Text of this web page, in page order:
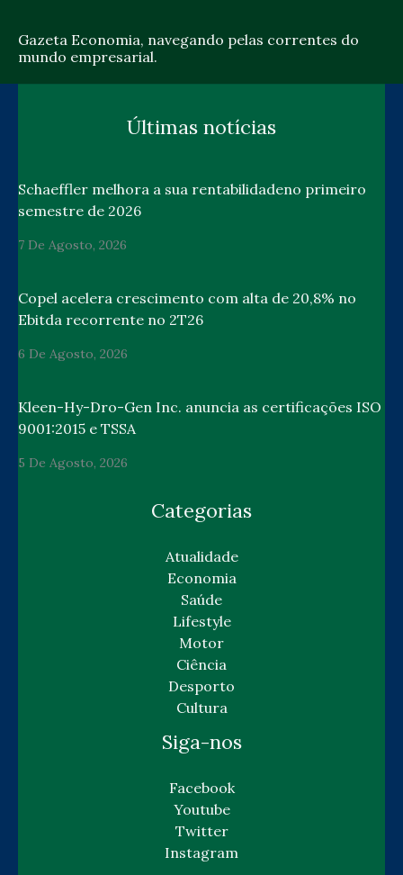
Gazeta Economia, navegando pelas correntes do
mundo empresarial.
Últimas notícias
Schaeffler melhora a sua rentabilidadeno primeiro
semestre de 2026
7 De Agosto, 2026
Copel acelera crescimento com alta de 20,8% no
Ebitda recorrente no 2T26
6 De Agosto, 2026
Kleen-Hy-Dro-Gen Inc. anuncia as certificações ISO
9001:2015 e TSSA
5 De Agosto, 2026
Categorias
Atualidade
Economia
Saúde
Lifestyle
Motor
Ciência
Desporto
Cultura
Siga-nos
Facebook
Youtube
Twitter
Instagram